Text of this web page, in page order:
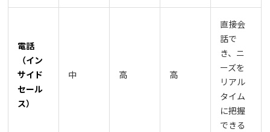
電話
（イン
サイド
セール
ス）
中 高 高
直接会
話で
き、ニ
ーズを
リアル
タイム
に把握
できる